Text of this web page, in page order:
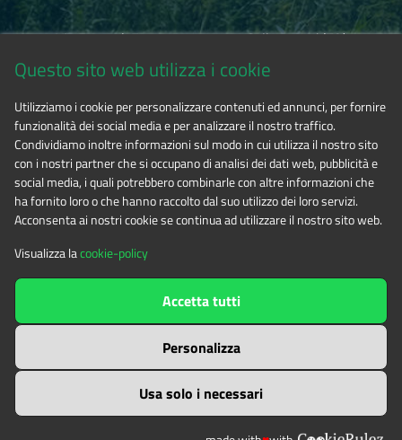
Via Fransuà Fontan, 1 - 10050 Salbertrand (TO)
Tel. 0122.854720
E-mailalpicozie@cert.ruparpiemonte.it
The contents of this websitebyEnte di gestione delle aree
protette delle Alpi Cozieis licensed under
Attribution-NonCommercial-NoDerivatives 4.0 International
Questo sito web utilizza i cookie
Utilizziamo i cookie per personalizzare contenuti ed annunci, per fornire
funzionalità dei social media e per analizzare il nostro traffico.
Condividiamo inoltre informazioni sul modo in cui utilizza il nostro sito
con i nostri partner che si occupano di analisi dei dati web, pubblicità e
social media, i quali potrebbero combinarle con altre informazioni che
ha fornito loro o che hanno raccolto dal suo utilizzo dei loro servizi.
Acconsenta ai nostri cookie se continua ad utilizzare il nostro sito web.
Visualizza lacookie-policy
Usa solo i necessari
Personalizza
Accetta tutti